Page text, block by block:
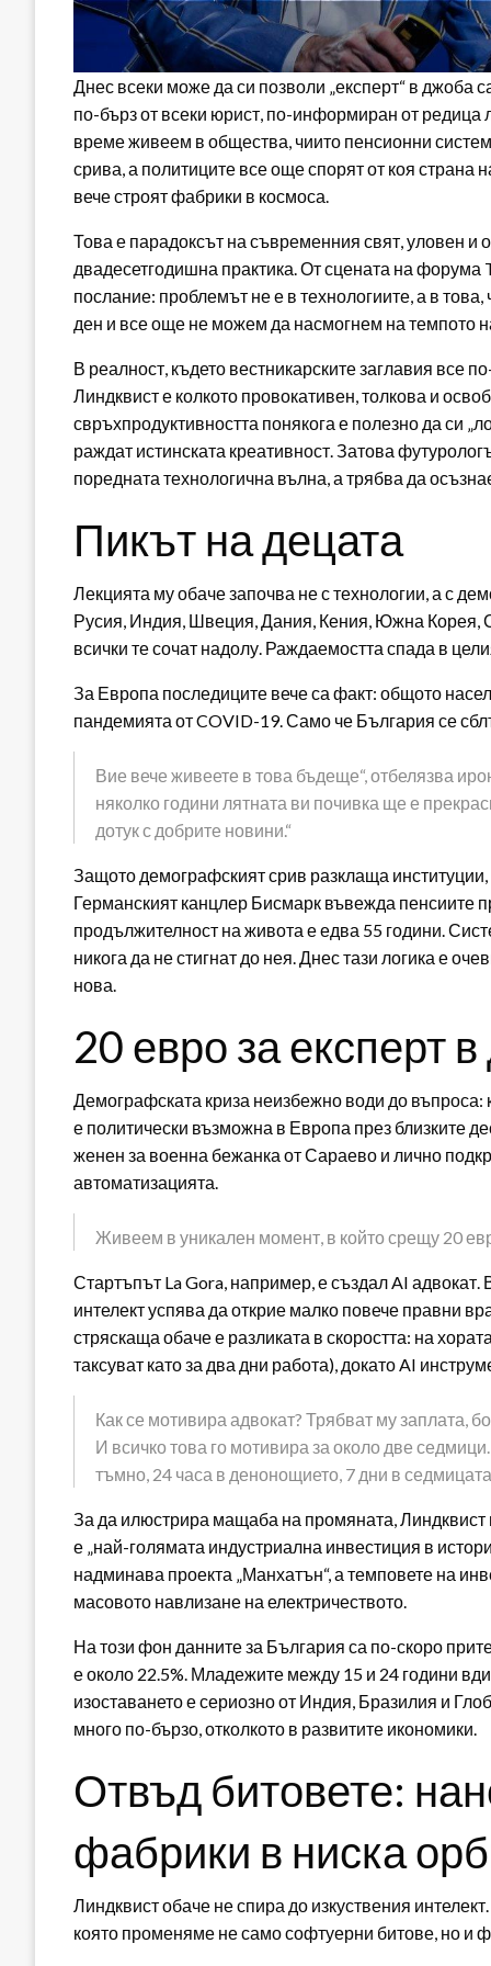
Днес всеки може да си позволи „експерт“ в джоба
по-бърз от всеки юрист, по-информиран от
време живеем в общества, чиито пенсионни
срива, а политиците все още спорят от коя страна
вече строят фабрики в космоса.
Това е парадоксът на съвременния свят, уловен и
двадесетгодишна практика. От сцената на
послание: проблемът не е в технологиите, а в
ден и все още не можем да насмогнем на темпото
В реалност, където вестникарските заглавия все
Линдквист е колкото провокативен, толкова и
свръхпродуктивността понякога е полезно да си
раждат истинската креативност. Затова
поредната технологична вълна, а трябва да
Пикът на децата
Лекцията му обаче започва не с технологии, а с
Русия, Индия, Швеция, Дания, Кения, Южна Корея,
всички те сочат надолу. Раждаемостта спада в
За Европа последиците вече са факт: общото
пандемията от COVID-19. Само че България се
Вие вече живеете в това бъдеще“, отбелязва
няколко години лятната ви почивка ще е
дотук с добрите новини.“
Защото демографският срив разклаща
Германският канцлер Бисмарк въвежда пенсиите
продължителност на живота е едва 55 години.
никога да не стигнат до нея. Днес тази логика е
нова.
20 евро за експерт
Демографската криза неизбежно води до
е политически възможна в Европа през близките
женен за военна бежанка от Сараево и лично
автоматизацията.
Живеем в уникален момент, в който срещу 20
Стартъпът La Gora, например, е създал AI адвокат.
интелект успява да открие малко повече правни
стряскаща обаче е разликата в скоростта: на
таксуват като за два дни работа), докато AI
Как се мотивира адвокат? Трябват му заплата,
И всичко това го мотивира за около две
тъмно, 24 часа в денонощието, 7 дни в
За да илюстрира мащаба на промяната, Линдквист
е „най-голямата индустриална инвестиция в
надминава проекта „Манхатън“, а темповете на
масовото навлизане на електричеството.
На този фон данните за България са по-скоро
е около 22.5%. Младежите между 15 и 24 години
изоставането е сериозно от Индия, Бразилия и
много по-бързо, отколкото в развитите икономики.
Отвъд битовете:
фабрики в ниска
Линдквист обаче не спира до изкуствения
която променяме не само софтуерни битове, но и